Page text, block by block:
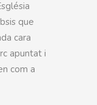
que
cara
apuntat i
com a